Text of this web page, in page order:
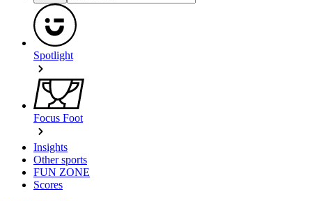
Spotlight
Focus Foot
Insights
Other sports
FUN ZONE
Scores